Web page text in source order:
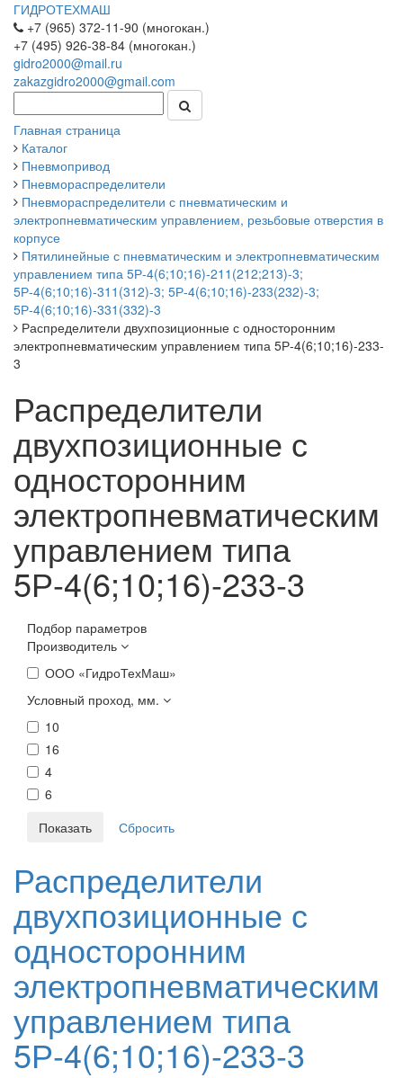
ГИДРОТЕХМАШ
+7 (965) 372-11-90 (многокан.)
+7 (495) 926-38-84 (многокан.)
gidro2000@mail.ru
zakazgidro2000@gmail.com
Главная страница
Каталог
Пневмопривод
Пневмораспределители
Пневмораспределители с пневматическим и
электропневматическим управлением, резьбовые отверстия в
корпусе
Пятилинейные с пневматическим и электропневматическим
управлением типа 5Р-4(6;10;16)-211(212;213)-3;
5Р-4(6;10;16)-311(312)-3; 5Р-4(6;10;16)-233(232)-3;
5Р-4(6;10;16)-331(332)-3
Распределители двухпозиционные с односторонним
электропневматическим управлением типа 5Р-4(6;10;16)-233-
3
Распределители
двухпозиционные с
односторонним
электропневматическим
управлением типа
5Р-4(6;10;16)-233-3
Подбор параметров
Производитель
ООО «ГидроТехМаш»
Условный проход, мм.
10
16
4
6
Распределители
двухпозиционные с
односторонним
электропневматическим
управлением типа
5Р-4(6;10;16)-233-3